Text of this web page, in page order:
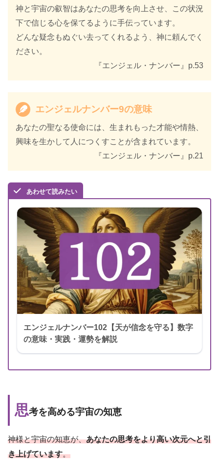
書籍名
ー 数字に秘められた幸運のメッセ
ージ
著者 カイル・グレイ
出版年 2021年11月
神と宇宙の叡智はあなたの思考を向上させ、この状況
下で信じる心を保てるように手伝っています。
どんな疑念もぬぐい去ってくれるよう、神に頼んでく
ださい。
『エンジェル・ナンバー』p.53
エンジェルナンバー9の意味
あなたの聖なる使命には、生まれもった才能や情熱、
興味を生かして人につくすことが含まれています。
『エンジェル・ナンバー』p.21
あわせて読みたい
エンジェルナンバー102【天が信念を守る】数字
の意味・実践・運勢を解説
思考を高める宇宙の知恵
神様と宇宙の知恵が、あなたの思考をより高い次元へと引
き上げています。